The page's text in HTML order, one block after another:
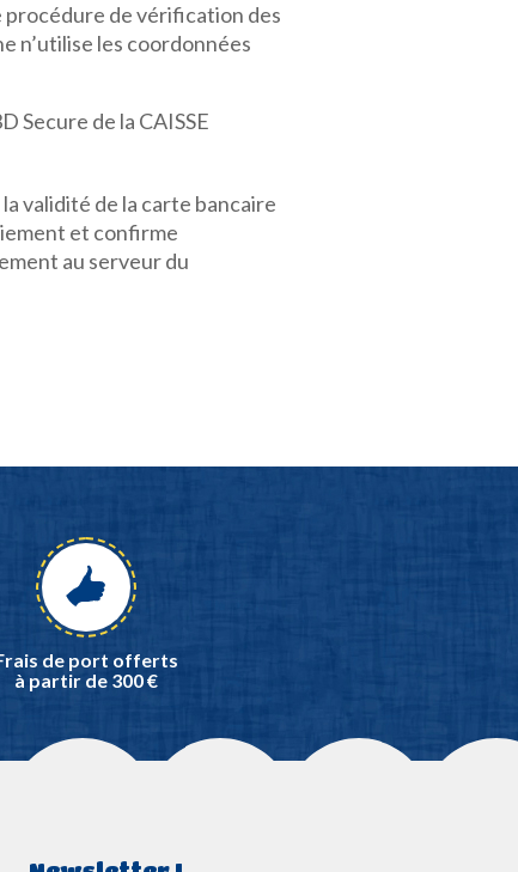
procédure de vérification des
n’utilise les coordonnées
Secure de la CAISSE
validité de la carte bancaire
et confirme
au serveur du
de port offerts
à partir de 300 €